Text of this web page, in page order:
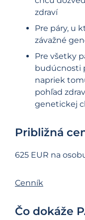
zdraví
Pre páry, u
závažné
Pre všetky
budúcnosti
napriek
pohľad
genetickej
Približná
625 EUR na
Cenník
Čo dokáže